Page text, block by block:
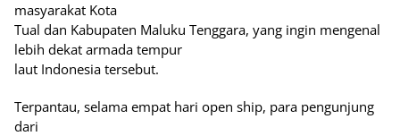
masyarakat Kota
Tual dan Kabupaten Maluku Tenggara, yang ingin mengenal
lebih dekat armada tempur
laut Indonesia tersebut.
Terpantau, selama empat hari open ship, para pengunjung
dari